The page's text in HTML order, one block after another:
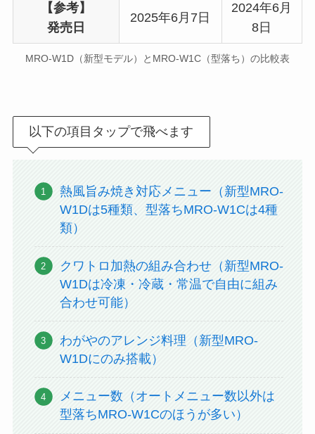
【参考】
発売日
2025年6月7日
2024年6月
8日
MRO-W1D（新型モデル）とMRO-W1C（型落ち）の比較表
以下の項目タップで飛べます
熱風旨み焼き対応メニュー（新型MRO-
W1Dは5種類、型落ちMRO-W1Cは4種
類）
クワトロ加熱の組み合わせ（新型MRO-
W1Dは冷凍・冷蔵・常温で自由に組み
合わせ可能）
わがやのアレンジ料理（新型MRO-
W1Dにのみ搭載）
メニュー数（オートメニュー数以外は
型落ちMRO-W1Cのほうが多い）